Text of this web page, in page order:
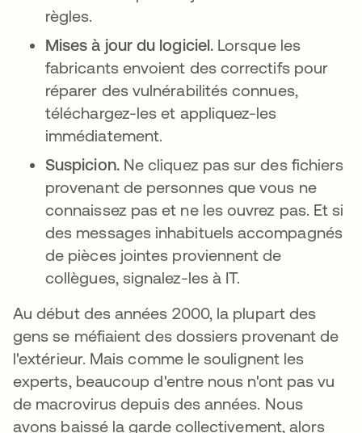
règles.
Mises à jour du logiciel. Lorsque les
fabricants envoient des correctifs pour
réparer des vulnérabilités connues,
téléchargez-les et appliquez-les
immédiatement.
Suspicion. Ne cliquez pas sur des fichiers
provenant de personnes que vous ne
connaissez pas et ne les ouvrez pas. Et si
des messages inhabituels accompagnés
de pièces jointes proviennent de
collègues, signalez-les à IT.
Au début des années 2000, la plupart des
gens se méfiaient des dossiers provenant de
l'extérieur. Mais comme le soulignent les
experts, beaucoup d'entre nous n'ont pas vu
de macrovirus depuis des années. Nous
avons baissé la garde collectivement, alors